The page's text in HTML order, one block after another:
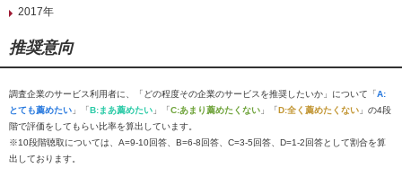
2017年
推奨意向
調査企業のサービス利用者に、「どの程度その企業のサービスを推奨したいか」について「A:
とても薦めたい 」「B:まあ薦めたい 」「C:あまり薦めたくない 」「D:全く薦めたくない 」の4段
階で評価をしてもらい比率を算出しています。
※10段階聴取については、A=9-10回答、B=6-8回答、C=3-5回答、D=1-2回答として割合を算
出しております。